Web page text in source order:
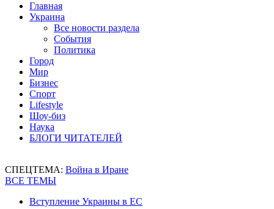
Главная
Украина
Все новости раздела
События
Политика
Город
Мир
Бизнес
Спорт
Lifestyle
Шоу-биз
Наука
БЛОГИ ЧИТАТЕЛЕЙ
СПЕЦТЕМА: Война в Иране
ВСЕ ТЕМЫ
Вступление Украины в ЕС